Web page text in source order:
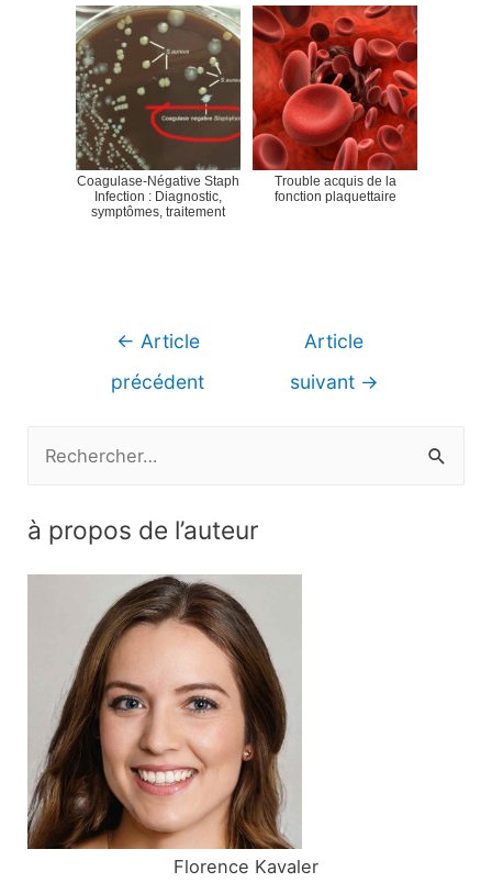
Coagulase-Négative Staph
Infection : Diagnostic,
symptômes, traitement
Trouble acquis de la
fonction plaquettaire
Navigation
← Article
précédent
Article
suivant →
h
:
à propos de l’auteur
Florence Kavaler